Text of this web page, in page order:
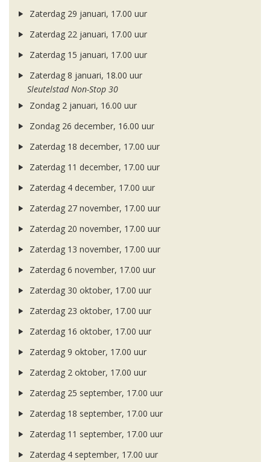
Zaterdag 29 januari, 17.00 uur
Zaterdag 22 januari, 17.00 uur
Zaterdag 15 januari, 17.00 uur
Zaterdag 8 januari, 18.00 uur
Sleutelstad Non-Stop 30
Zondag 2 januari, 16.00 uur
Zondag 26 december, 16.00 uur
Zaterdag 18 december, 17.00 uur
Zaterdag 11 december, 17.00 uur
Zaterdag 4 december, 17.00 uur
Zaterdag 27 november, 17.00 uur
Zaterdag 20 november, 17.00 uur
Zaterdag 13 november, 17.00 uur
Zaterdag 6 november, 17.00 uur
Zaterdag 30 oktober, 17.00 uur
Zaterdag 23 oktober, 17.00 uur
Zaterdag 16 oktober, 17.00 uur
Zaterdag 9 oktober, 17.00 uur
Zaterdag 2 oktober, 17.00 uur
Zaterdag 25 september, 17.00 uur
Zaterdag 18 september, 17.00 uur
Zaterdag 11 september, 17.00 uur
Zaterdag 4 september, 17.00 uur